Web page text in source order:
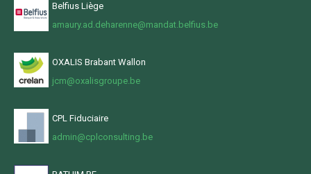
Belfius Liège
amaury.ad.deharenne@mandat.belfius.be
OXALIS Brabant Wallon
jcm@oxalisgroupe.be
CPL Fiduciaire
admin@cplconsulting.be